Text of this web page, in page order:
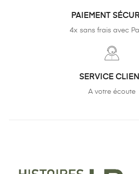
PAIEMENT
4x sans frais avec
SERVICE
A votre écoute